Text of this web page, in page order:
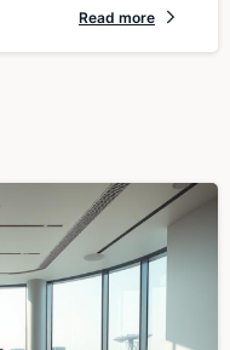
Read more